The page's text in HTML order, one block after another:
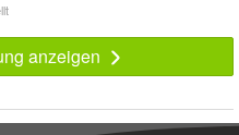
anzeigen